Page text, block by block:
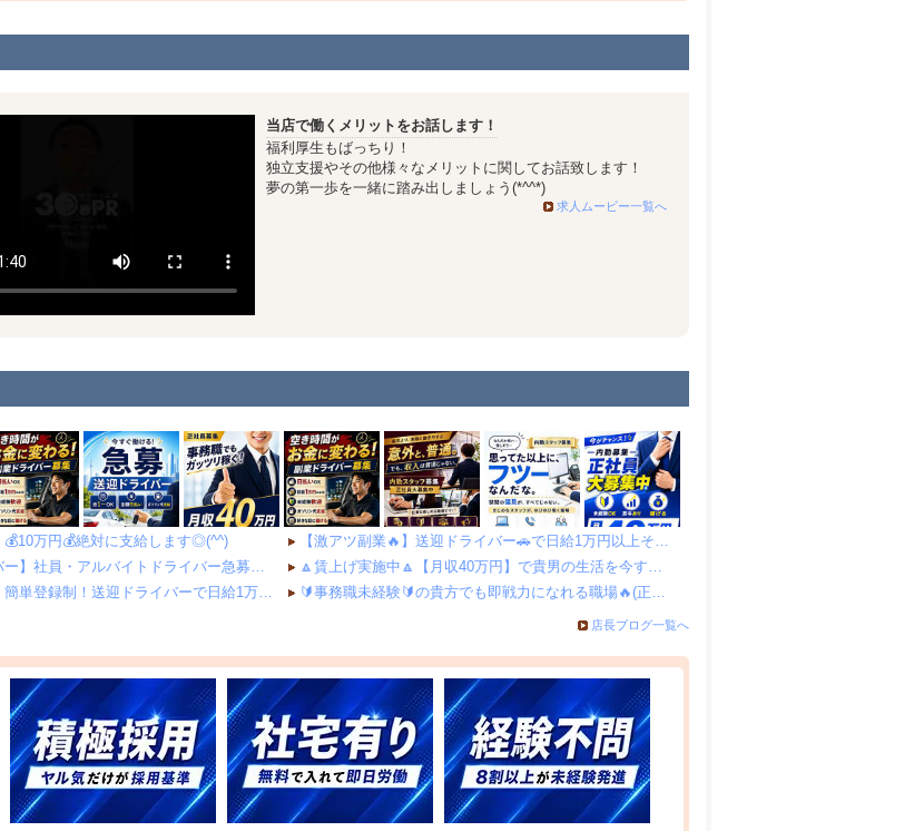
当店で働くメリットをお話します！
福利厚生もばっちり！
独立支援やその他様々なメリットに関してお話致します！
夢の第一歩を一緒に踏み出しましょう(*^^*)
求人ムービー一覧へ
💰10万円💰絶対に支給します◎(^^)
【激アツ副業🔥】送迎ドライバー🚗で日給1万円以上その日にGET♪
【送迎ドライバー】社員・アルバイトドライバー急募！！！
🔼賃上げ実施中🔼【月収40万円】で貴男の生活を今すぐ変えよう✊️
【激アツ副業】簡単登録制！送迎ドライバーで日給1万円以上をその日にGET♪
🔰事務職未経験🔰の貴方でも即戦力になれる職場🔥(正社員募集)
店長ブログ一覧へ